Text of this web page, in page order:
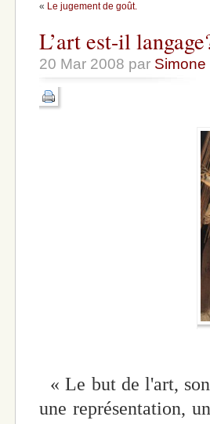
« Le jugement de goût.
L’art est-il
20 Mar 2008 par Simone
« Le but de l'art,
une représentation,